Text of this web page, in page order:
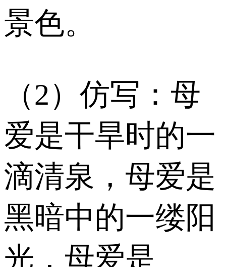
景色。
（2）仿写：母
爱是干旱时的一
滴清泉，母爱是
黑暗中的一缕阳
光，母爱是